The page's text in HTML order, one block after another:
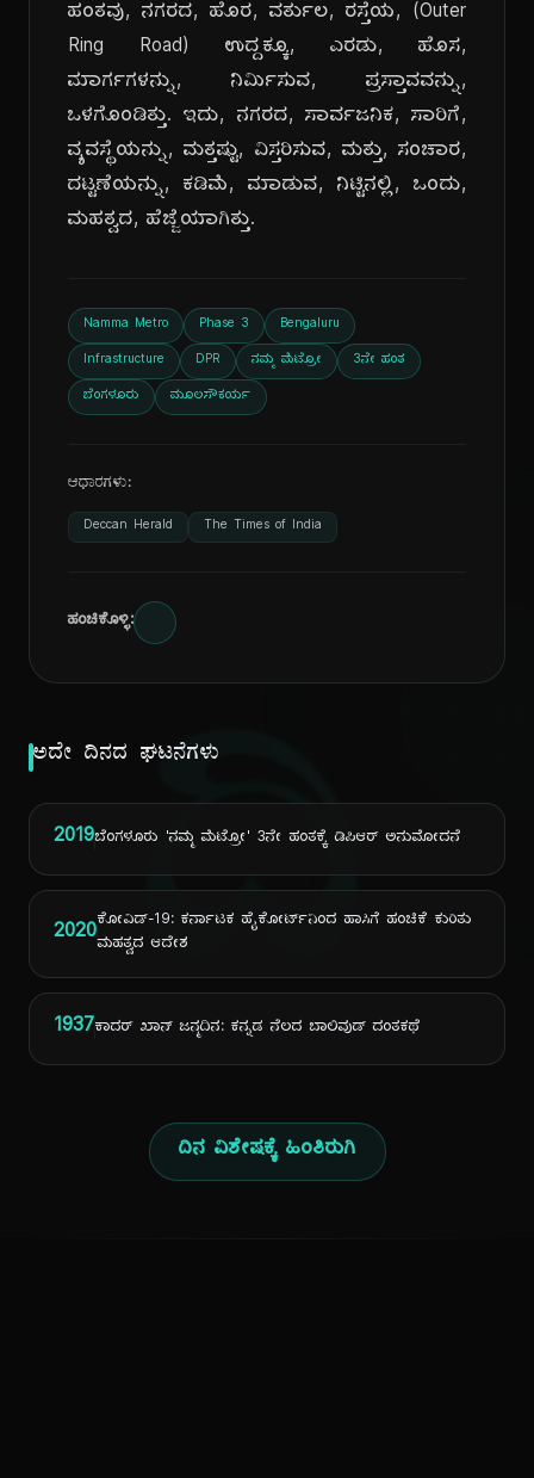
ದಿ
ಹಂತವು, ನಗರದ, ಹೊರ, ವರ್ತುಲ, ರಸ್ತೆಯ, (Outer
Ring Road) ಉದ್ದಕ್ಕೂ, ಎರಡು, ಹೊಸ,
ಮಾರ್ಗಗಳನ್ನು, ನಿರ್ಮಿಸುವ, ಪ್ರಸ್ತಾವವನ್ನು,
ಒಳಗೊಂಡಿತ್ತು. ಇದು, ನಗರದ, ಸಾರ್ವಜನಿಕ, ಸಾರಿಗೆ,
ವ್ಯವಸ್ಥೆಯನ್ನು, ಮತ್ತಷ್ಟು, ವಿಸ್ತರಿಸುವ, ಮತ್ತು, ಸಂಚಾರ,
ದಟ್ಟಣೆಯನ್ನು, ಕಡಿಮೆ, ಮಾಡುವ, ನಿಟ್ಟಿನಲ್ಲಿ, ಒಂದು,
ಮಹತ್ವದ, ಹೆಜ್ಜೆಯಾಗಿತ್ತು.
Namma Metro Phase 3 Bengaluru
Infrastructure DPR ನಮ್ಮ ಮೆಟ್ರೋ 3ನೇ ಹಂತ
ಬೆಂಗಳೂರು ಮೂಲಸೌಕರ್ಯ
ಆಧಾರಗಳು:
Deccan Herald The Times of India
ಹಂಚಿಕೊಳ್ಳಿ:
ಅದೇ ದಿನದ ಘಟನೆಗಳು
2019ಬೆಂಗಳೂರು 'ನಮ್ಮ ಮೆಟ್ರೋ' 3ನೇ ಹಂತಕ್ಕೆ ಡಿಪಿಆರ್ ಅನುಮೋದನೆ
2020ಕೋವಿಡ್-19: ಕರ್ನಾಟಕ ಹೈಕೋರ್ಟ್‌ನಿಂದ ಹಾಸಿಗೆ ಹಂಚಿಕೆ ಕುರಿತು
ಮಹತ್ವದ ಆದೇಶ
1937ಕಾದರ್ ಖಾನ್ ಜನ್ಮದಿನ: ಕನ್ನಡ ನೆಲದ ಬಾಲಿವುಡ್ ದಂತಕಥೆ
ದಿನ ವಿಶೇಷಕ್ಕೆ ಹಿಂತಿರುಗಿ